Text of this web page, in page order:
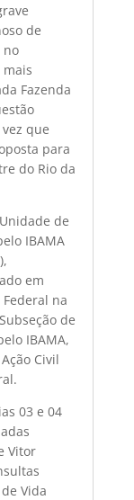
de
no
mais
Fazenda
que
para
do Rio da
de
IBAMA
em
na
de
IBAMA,
Civil
03 e 04
Vitor
Vida